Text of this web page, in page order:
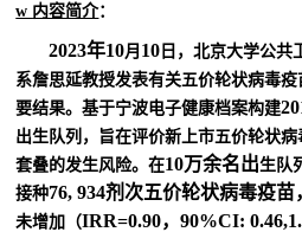
w 内容简介：
2023年10⽉ 10 ⽇ ，北京⼤学公共
系詹思延教授发表有关五价轮状病毒
要结果。基于宁波电⼦健康档案构建
出⽣ 队列，旨在评价新上市五价轮状病
套叠的发⽣⻛险。在10万余名出⽣ 队
接种76, 934剂次五价轮状病毒疫
未增加（IRR=0.90，90%CI: